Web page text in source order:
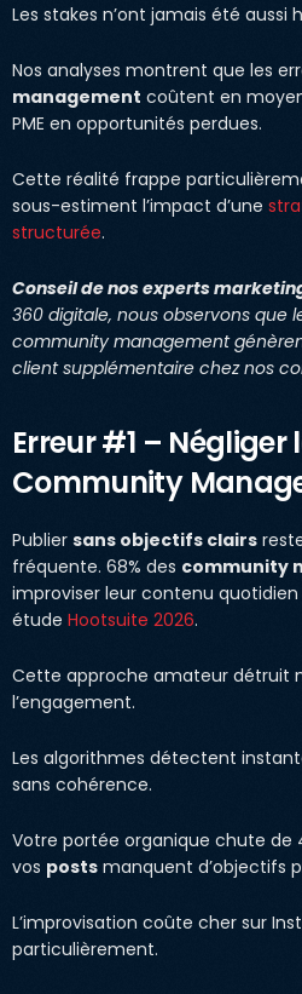
Les stakes n’ont jamais été aussi
Nos analyses montrent que les
management coûtent en
PME en opportunités perdues.
Cette réalité frappe
sous-estiment l’impact d’une
structurée.
Conseil de nos experts
360 digitale, nous observons que
community management
client supplémentaire chez nos
Erreur #1 –
Community
Publier sans objectifs clairs
fréquente. 68% des community
improviser leur contenu quotidien
étude Hootsuite 2026.
Cette approche amateur détruit
l’engagement.
Les algorithmes détectent
sans cohérence.
Votre portée organique chute de
vos posts manquent d’objectifs
L’improvisation coûte cher sur
particulièrement.